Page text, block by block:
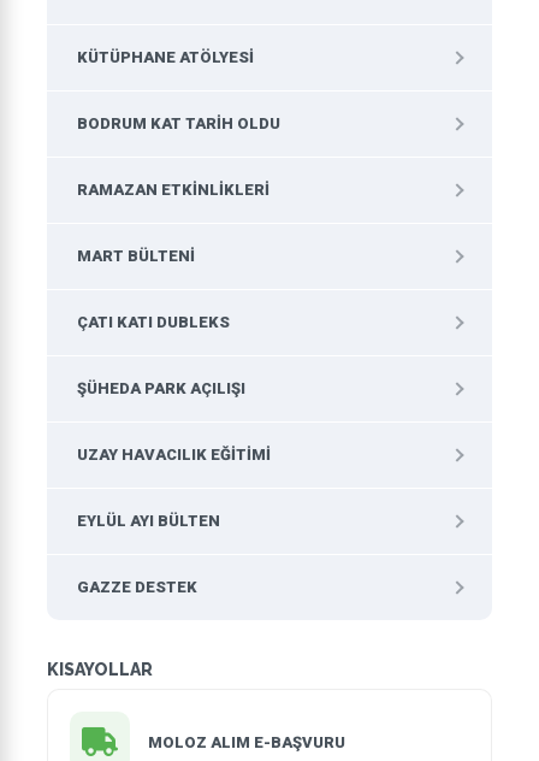
KÜTÜPHANE ATÖLYESI
BODRUM KAT TARIH OLDU
RAMAZAN ETKINLIKLERI
MART BÜLTENI
ÇATI KATI DUBLEKS
ŞÜHEDA PARK AÇILIŞI
UZAY HAVACILIK EĞITIMI
EYLÜL AYI BÜLTEN
GAZZE DESTEK
KISAYOLLAR
MOLOZ ALIM E-BAŞVURU